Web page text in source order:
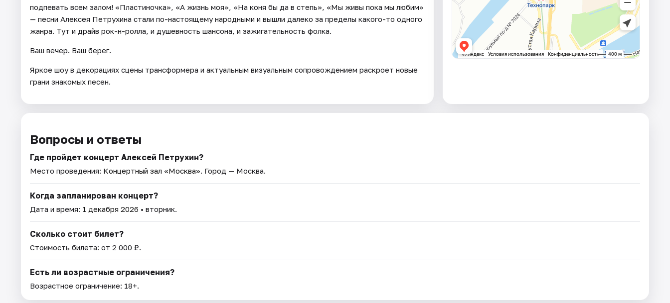
подпевать всем залом! «Пластиночка», «А жизнь моя», «На коня бы да в степь», «Мы живы пока мы любим»
— песни Алексея Петрухина стали по-настоящему народными и вышли далеко за пределы какого-то одного
жанра. Тут и драйв рок-н-ролла, и душевность шансона, и зажигательность фолка.
Ваш вечер. Ваш берег.
Яркое шоу в декорациях сцены трансформера и актуальным визуальным сопровождением раскроет новые
грани знакомых песен.
Вопросы и ответы
Где пройдет концерт Алексей Петрухин?
Место проведения: Концертный зал «Москва». Город — Москва.
Когда запланирован концерт?
Дата и время: 1 декабря 2026 • вторник.
Сколько стоит билет?
Стоимость билета: от 2 000 ₽.
Есть ли возрастные ограничения?
Возрастное ограничение: 18+.